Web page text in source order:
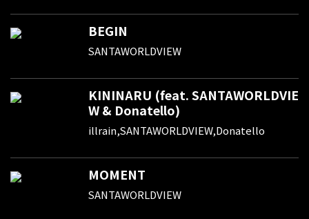
BEGIN
SANTAWORLDVIEW
KININARU (feat. SANTAWORLDVIE
W & Donatello)
illrain,SANTAWORLDVIEW,Donatello
MOMENT
SANTAWORLDVIEW